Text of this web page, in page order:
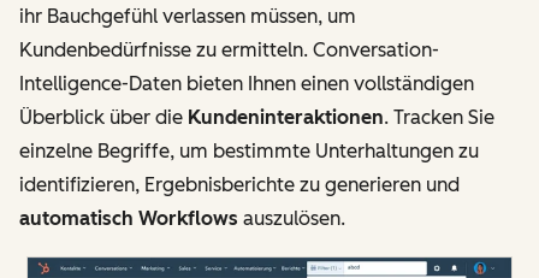
ihr Bauchgefühl verlassen müssen, um
Kundenbedürfnisse zu ermitteln. Conversation-
Intelligence-Daten bieten Ihnen einen vollständigen
Überblick über die Kundeninteraktionen. Tracken Sie
einzelne Begriffe, um bestimmte Unterhaltungen zu
identifizieren, Ergebnisberichte zu generieren und
automatisch Workflows auszulösen.